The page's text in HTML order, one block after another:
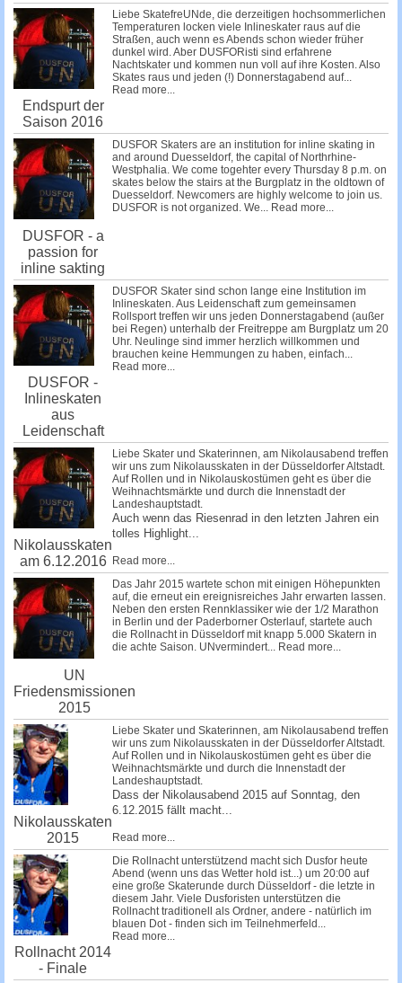
Endspurt der
Saison 2016
Liebe SkatefreUNde, die derzeitigen hochsommerlichen
Temperaturen locken viele Inlineskater raus auf die
Straßen, auch wenn es Abends schon wieder früher
dunkel wird. Aber DUSFORisti sind erfahrene
Nachtskater und kommen nun voll auf ihre Kosten. Also
Skates raus und jeden (!) Donnerstagabend auf...
Read more...
DUSFOR - a
passion for
inline sakting
DUSFOR Skaters are an institution for inline skating in
and around Duesseldorf, the capital of Northrhine-
Westphalia. We come togehter every Thursday 8 p.m. on
skates below the stairs at the Burgplatz in the oldtown of
Duesseldorf. Newcomers are highly welcome to join us.
DUSFOR is not organized. We... Read more...
DUSFOR -
Inlineskaten
aus
Leidenschaft
DUSFOR Skater sind schon lange eine Institution im
Inlineskaten. Aus Leidenschaft zum gemeinsamen
Rollsport treffen wir uns jeden Donnerstagabend (außer
bei Regen) unterhalb der Freitreppe am Burgplatz um 20
Uhr. Neulinge sind immer herzlich willkommen und
brauchen keine Hemmungen zu haben, einfach...
Read more...
Nikolausskaten
am 6.12.2016
Liebe Skater und Skaterinnen, am Nikolausabend treffen
wir uns zum Nikolausskaten in der Düsseldorfer Altstadt.
Auf Rollen und in Nikolauskostümen geht es über die
Weihnachtsmärkte und durch die Innenstadt der
Landeshauptstadt.
Auch wenn das Riesenrad in den letzten Jahren ein
tolles Highlight...
Read more...
UN
Friedensmissionen
2015
Das Jahr 2015 wartete schon mit einigen Höhepunkten
auf, die erneut ein ereignisreiches Jahr erwarten lassen.
Neben den ersten Rennklassiker wie der 1/2 Marathon
in Berlin und der Paderborner Osterlauf, startete auch
die Rollnacht in Düsseldorf mit knapp 5.000 Skatern in
die achte Saison. UNvermindert... Read more...
Nikolausskaten
2015
Liebe Skater und Skaterinnen, am Nikolausabend treffen
wir uns zum Nikolausskaten in der Düsseldorfer Altstadt.
Auf Rollen und in Nikolauskostümen geht es über die
Weihnachtsmärkte und durch die Innenstadt der
Landeshauptstadt.
Dass der Nikolausabend 2015 auf Sonntag, den
6.12.2015 fällt macht...
Read more...
Rollnacht 2014
- Finale
Die Rollnacht unterstützend macht sich Dusfor heute
Abend (wenn uns das Wetter hold ist...) um 20:00 auf
eine große Skaterunde durch Düsseldorf - die letzte in
diesem Jahr. Viele Dusforisten unterstützen die
Rollnacht traditionell als Ordner, andere - natürlich im
blauen Dot - finden sich im Teilnehmerfeld...
Read more...